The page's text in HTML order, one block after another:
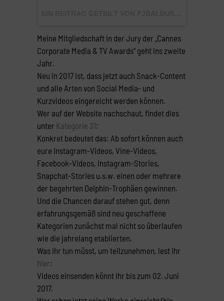
Meine Mitgliedschaft in der Jury der „Cannes
Corporate Media & TV Awards“ geht ins zweite
Jahr.
Neu in 2017 ist, dass jetzt auch Snack-Content
und alle Arten von Social Media- und
Kurzvideos eingereicht werden können.
Wer auf der Website nachschaut, findet dies
unter Kategorie 31:
Konkret bedeutet das: Ab sofort können auch
eure Instagram-Videos, Vine-Videos,
Facebook-Videos, Instagram-Stories,
Snapchat-Stories u.s.w. einen oder mehrere
der begehrten Delphin-Trophäen gewinnen.
Und die Chancen darauf stehen gut, denn
erfahrungsgemäß sind neu geschaffene
Kategorien zunächst mal nicht so überlaufen
wie die jahrelang etablierten.
Was ihr tun müsst, um teilzunehmen, lest ihr
hier:
Videos einsenden könnt ihr bis zum 02. Juni
2017.